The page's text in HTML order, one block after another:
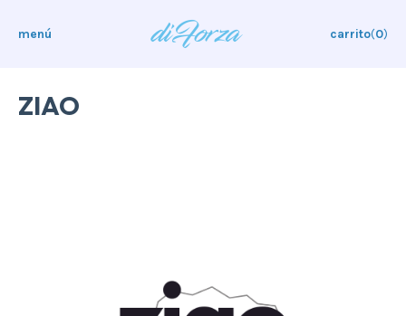
menú carrito(0)
ZIAO